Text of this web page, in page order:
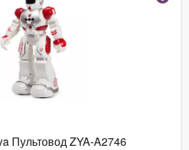
Пультовод ZYA-A2746